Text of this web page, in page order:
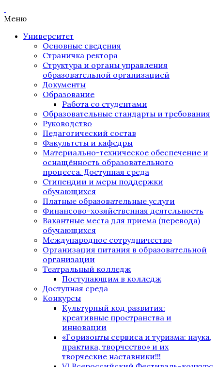
Меню
Университет
Основные сведения
Страничка ректора
Структура и органы управления
образовательной организацией
Документы
Образование
Работа со студентами
Образовательные стандарты и требования
Руководство
Педагогический состав
Факультеты и кафедры
Материально-техническое обеспечение и
оснащённость образовательного
процесса. Доступная среда
Стипендии и меры поддержки
обучающихся
Платные образовательные услуги
Финансово-хозяйственная деятельность
Вакантные места для приема (перевода)
обучающихся
Международное сотрудничество
Организация питания в образовательной
организации
Театральный колледж
Поступающим в колледж
Доступная среда
Конкурсы
Культурный код развития:
креативные пространства и
инновации
«Горизонты сервиса и туризма: наука,
практика, творчество» и их
творческие наставники!!!